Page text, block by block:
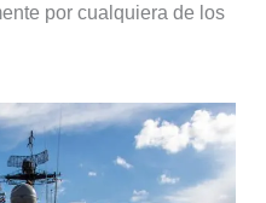
por cualquiera de los